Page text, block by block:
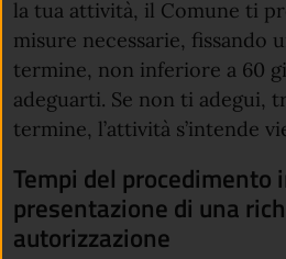
la tua attività, il Comune ti
misure necessarie, fissando
termine, non inferiore a 60
adeguarti. Se non ti adegui,
termine, l’attività s’intende
Tempi del procedimento
presentazione di una
autorizzazione